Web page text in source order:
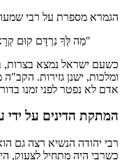
הגמרא מספרת על רבי
"מַה לְּךָ נִרְדָּם קוּם
כשעם ישראל נמצא בצרות,
ומלכות, ישנן גזירות.
אדם לא נפטר לפני זמנו
המתקת הדינים על ידי
רבי יהודה הנשיא רצה גם
כשרבי היה מתחיל לצעוק,